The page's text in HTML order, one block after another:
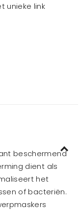
unieke link
beschermend
dient als
het
of bacteriën.